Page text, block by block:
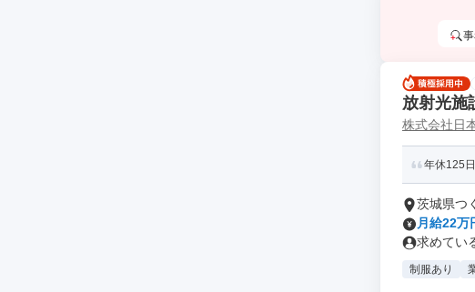
放射光施
株式会社日
年休125
茨城県つ
月給22万
求めてい
制服あり